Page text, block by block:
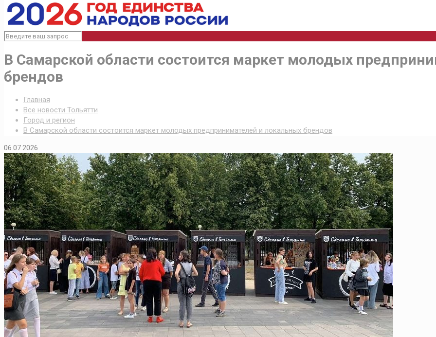
В Самарской области состоится маркет молодых
брендов
Главная
Все новости Тольятти
Город и регион
В Самарской области состоится маркет молодых предпринимателей и локальных брендов
06.07.2026